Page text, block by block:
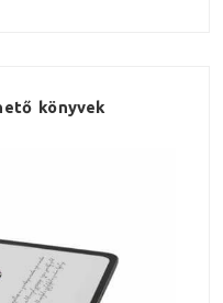
könyvek